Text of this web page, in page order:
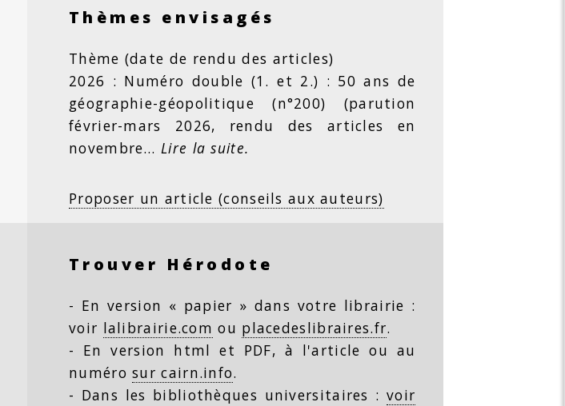
Thèmes envisagés
Thème (date de rendu des articles)
2026 : Numéro double (1. et 2.) : 50 ans de
géographie-géopolitique (n°200) (parution
février-mars 2026, rendu des articles en
novembre…Lire la suite.
Proposer un article (conseils aux auteurs)
Trouver Hérodote
- En version « papier » dans votre librairie :
voir lalibrairie.com ou placedeslibraires.fr.
- En version html et PDF, à l'article ou au
numérosur cairn.info.
- Dans les bibliothèques universitaires :voir